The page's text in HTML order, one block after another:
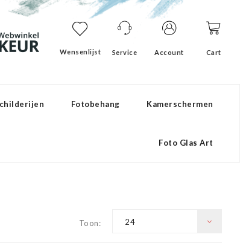
Wensenlijst Service Account Cart
Fotobehang Kamerschermen
Foto Glas Art
Toon: 24